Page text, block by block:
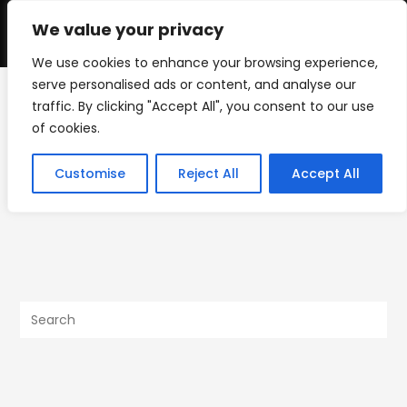
We value your privacy
We use cookies to enhance your browsing experience,
serve personalised ads or content, and analyse our
traffic. By clicking "Accept All", you consent to our use
of cookies.
Customise Reject All Accept All
Skip
IMG_1235